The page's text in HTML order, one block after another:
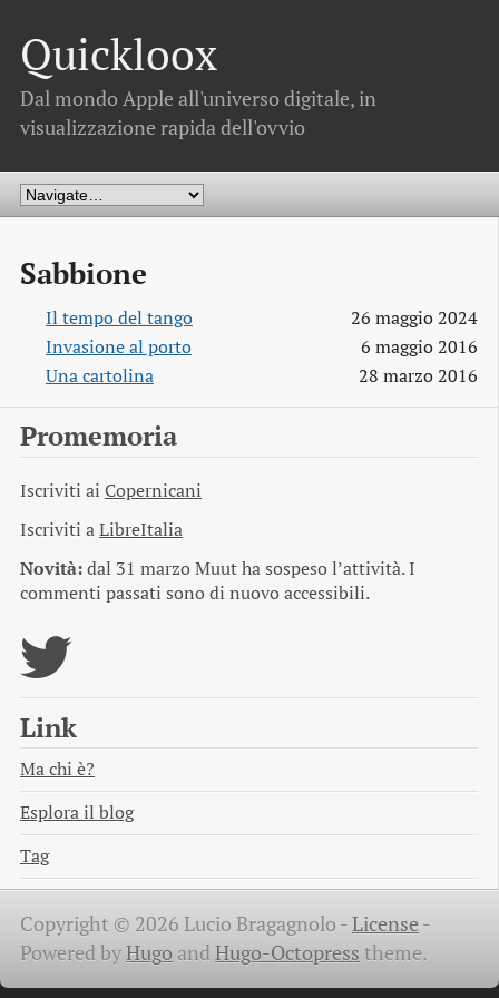
Quickloox
Dal mondo Apple all'universo digitale, in
visualizzazione rapida dell'ovvio
Sabbione
Il tempo del tango
26 maggio 2024
Invasione al porto
6 maggio 2016
Una cartolina
28 marzo 2016
Promemoria
Iscriviti ai Copernicani
Iscriviti aLibreItalia
Novità:dal 31 marzo Muut ha sospeso l’attività. I
commenti passati sono di nuovo accessibili.
Link
Ma chi è?
Esplora il blog
Tag
Copyright © 2026 Lucio Bragagnolo -License -
Powered byHugo and Hugo-Octopress theme.